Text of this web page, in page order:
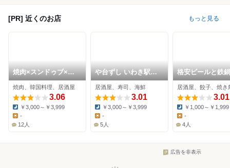
[PR] 近くのお店 もっと見る
焼肉×スンドゥブ×韓
国料理 チェゴ いわき
駅前店
焼肉、韓国料理、居酒屋
3.06
Dinner:
￥3,000～￥3,999
Lunch:
-
12人
や台ずし いわき駅南
口町
居酒屋、寿司、海鮮
3.01
Dinner:
￥3,000～￥3,999
Lunch:
-
5人
格安ビールと鉄
3・6・5酒場 い
前店
居酒屋、餃子、焼き
3.01
Dinner:
￥1,000～￥1,999
Lunch:
-
4人
広告を非表示